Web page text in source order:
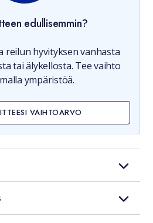
edullisemmin?
reilun hyvityksen vanhasta
tai älykellosta. Tee vaihto
ympäristöä.
VAIHTOARVO